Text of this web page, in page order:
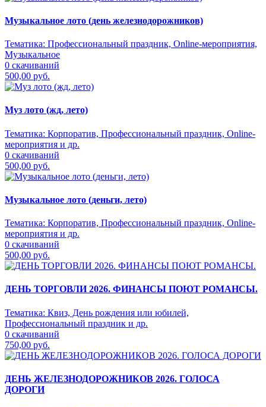
Музыкальное лото (день железнодорожников)
Тематика: Профессиональный праздник, Online-мероприятия,
Музыкальное
0 скачиваний
500,00 руб.
Муз лото (жд, лето)
Тематика: Корпоратив, Профессиональный праздник, Online-
мероприятия и др.
0 скачиваний
500,00 руб.
Музыкальное лото (деньги, лето)
Тематика: Корпоратив, Профессиональный праздник, Online-
мероприятия и др.
0 скачиваний
500,00 руб.
ДЕНЬ ТОРГОВЛИ 2026. ФИНАНСЫ ПОЮТ РОМАНСЫ.
Тематика: Квиз, День рождения или юбилей,
Профессиональный праздник и др.
0 скачиваний
750,00 руб.
ДЕНЬ ЖЕЛЕЗНОДОРОЖНИКОВ 2026. ГОЛОСА
ДОРОГИ